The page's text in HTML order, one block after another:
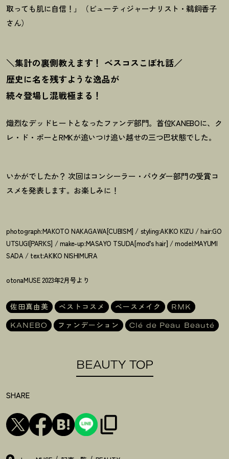
取っても肌に自信！ 」（ビューティジャーナリスト・鵜飼香子
さん）
＼集計の裏側教えます ！ ベスコスこぼれ話／
歴史に名を残すような逸品が
続々登場し混戦極まる ！
熾烈なデッドヒートとなったファンデ部門。首位KANEBOに、ク
レ・ド・ポーとRMKが追いつけ追い越せの三つ巴状態でした。
いかがでしたか？ 次回はコンシーラー・パウダー部門の受賞コ
スメを発表します。お楽しみに ！
photograph:MAKOTO NAKAGAWA[CUBISM] / styling:AKIKO KIZU / hair:GO
UTSUGI[PARKS] / make-up:MASAYO TSUDA[mod’s hair] / model:MAYUMI
SADA / text:AKIKO NISHIMURA
otonaMUSE 2023年2月号より
佐田真由美 ベストコスメ ベースメイク
RMK
KANEBO
ファンデーション Clé de Peau Beauté
BEAUTY TOP
SHARE